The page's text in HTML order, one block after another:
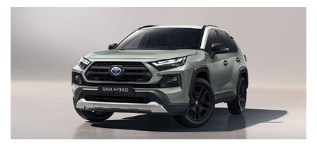
Navigatie updates